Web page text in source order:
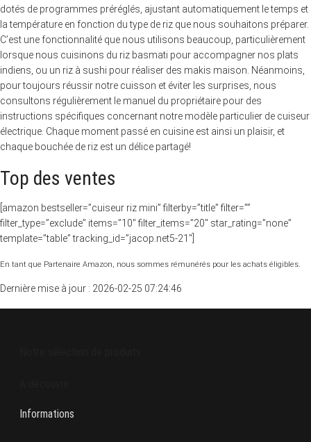
dotés de programmes préréglés, ajustant automatiquement le temps et
la température en fonction du type de riz que nous souhaitons préparer.
C’est une fonctionnalité que nous utilisons beaucoup, particulièrement
lorsque nous cuisinons du riz basmati pour accompagner nos plats
indiens, ou un riz à sushi pour réaliser des makis maison. Néanmoins,
pour toujours réussir notre cuisson et éviter les surprises, nous
consultons régulièrement le manuel du propriétaire pour des
instructions spécifiques concernant notre modèle particulier de cuiseur
électrique. Chaque moment passé en cuisine est ainsi un plaisir, et
chaque bouchée de riz est un délice partagé!
Top des ventes
[amazon bestseller=”cuiseur riz mini” filterby=”title” filter=””
filter_type=”exclude” items=”10″ filter_items=”20″ star_rating=”none”
template=”table” tracking_id=”jacop.net5-21″]
En tant que Partenaire Amazon, nous sommes rémunérés pour les achats éligibles.
Dernière mise à jour : 2026-02-25 07:24:46
Informations